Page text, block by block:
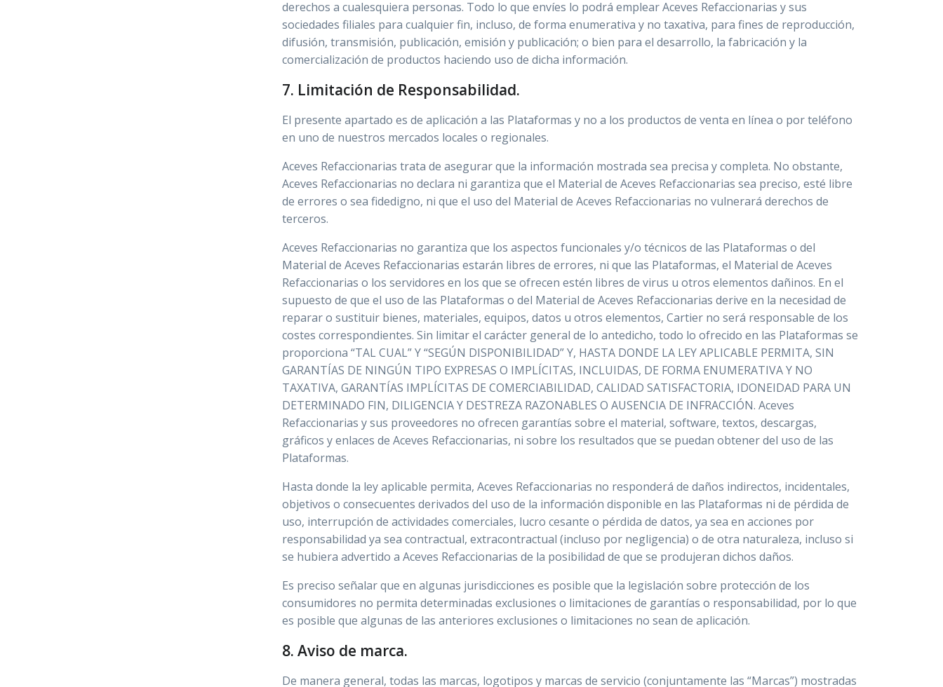
derechos a cualesquiera personas. Todo lo que envíes lo podrá emplear Aceves Refaccionarias y sus
sociedades filiales para cualquier fin, incluso, de forma enumerativa y no taxativa, para fines de reproducción,
difusión, transmisión, publicación, emisión y publicación; o bien para el desarrollo, la fabricación y la
comercialización de productos haciendo uso de dicha información.
7. Limitación de Responsabilidad.
El presente apartado es de aplicación a las Plataformas y no a los productos de venta en línea o por teléfono
en uno de nuestros mercados locales o regionales.
Aceves Refaccionarias trata de asegurar que la información mostrada sea precisa y completa. No obstante,
Aceves Refaccionarias no declara ni garantiza que el Material de Aceves Refaccionarias sea preciso, esté libre
de errores o sea fidedigno, ni que el uso del Material de Aceves Refaccionarias no vulnerará derechos de
terceros.
Aceves Refaccionarias no garantiza que los aspectos funcionales y/o técnicos de las Plataformas o del
Material de Aceves Refaccionarias estarán libres de errores, ni que las Plataformas, el Material de Aceves
Refaccionarias o los servidores en los que se ofrecen estén libres de virus u otros elementos dañinos. En el
supuesto de que el uso de las Plataformas o del Material de Aceves Refaccionarias derive en la necesidad de
reparar o sustituir bienes, materiales, equipos, datos u otros elementos, Cartier no será responsable de los
costes correspondientes. Sin limitar el carácter general de lo antedicho, todo lo ofrecido en las Plataformas se
proporciona “TAL CUAL” Y “SEGÚN DISPONIBILIDAD” Y, HASTA DONDE LA LEY APLICABLE PERMITA, SIN
GARANTÍAS DE NINGÚN TIPO EXPRESAS O IMPLÍCITAS, INCLUIDAS, DE FORMA ENUMERATIVA Y NO
TAXATIVA, GARANTÍAS IMPLÍCITAS DE COMERCIABILIDAD, CALIDAD SATISFACTORIA, IDONEIDAD PARA UN
DETERMINADO FIN, DILIGENCIA Y DESTREZA RAZONABLES O AUSENCIA DE INFRACCIÓN. Aceves
Refaccionarias y sus proveedores no ofrecen garantías sobre el material, software, textos, descargas,
gráficos y enlaces de Aceves Refaccionarias, ni sobre los resultados que se puedan obtener del uso de las
Plataformas.
Hasta donde la ley aplicable permita, Aceves Refaccionarias no responderá de daños indirectos, incidentales,
objetivos o consecuentes derivados del uso de la información disponible en las Plataformas ni de pérdida de
uso, interrupción de actividades comerciales, lucro cesante o pérdida de datos, ya sea en acciones por
responsabilidad ya sea contractual, extracontractual (incluso por negligencia) o de otra naturaleza, incluso si
se hubiera advertido a Aceves Refaccionarias de la posibilidad de que se produjeran dichos daños.
Es preciso señalar que en algunas jurisdicciones es posible que la legislación sobre protección de los
consumidores no permita determinadas exclusiones o limitaciones de garantías o responsabilidad, por lo que
es posible que algunas de las anteriores exclusiones o limitaciones no sean de aplicación.
8. Aviso de marca.
De manera general, todas las marcas, logotipos y marcas de servicio (conjuntamente las “Marcas”) mostradas